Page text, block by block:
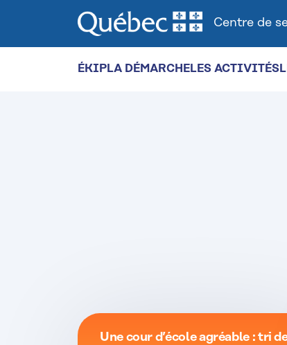
Centre de
ÉKIPLA DÉMARCHELES ACTIVITÉS
Une cour d’école agréable : tri